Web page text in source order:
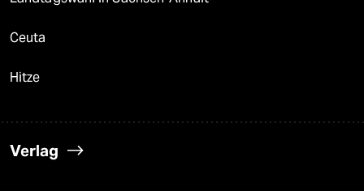
Ceuta
Hitze
Verlag